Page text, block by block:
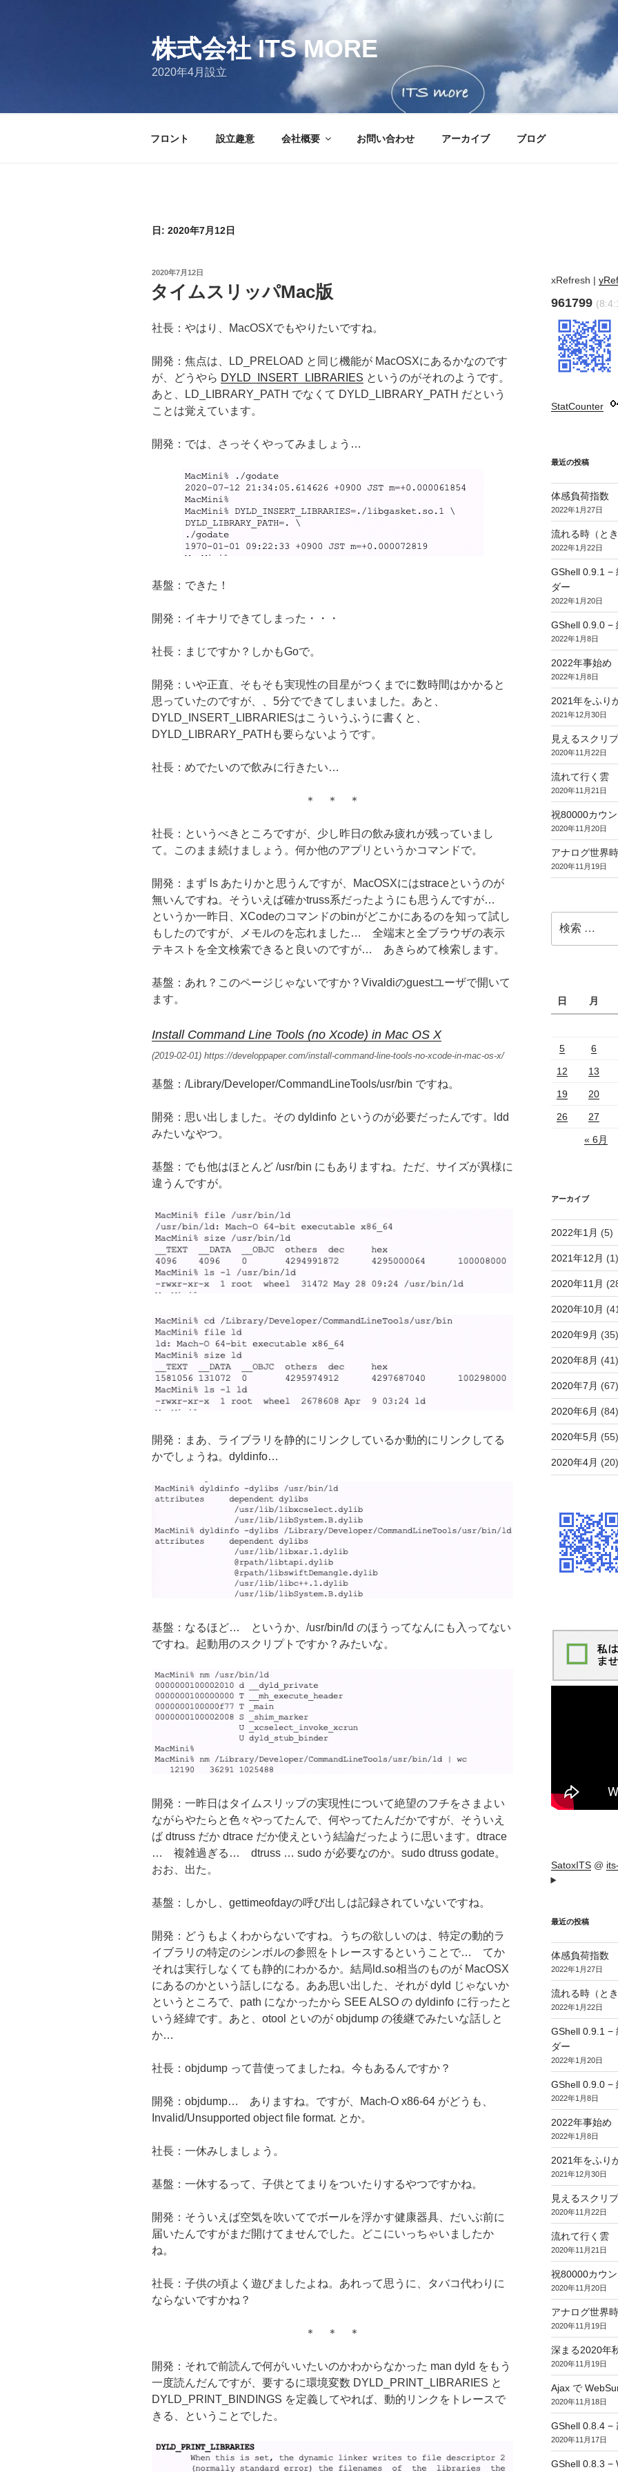
株式会社 ITS MORE
2020年4月設立
フロント 設立趣意 会社概要 お問い合わせ アーカイブ ブログ
日: 2020年7月12日
投
稿
日:
2020年7月12日
タイムスリッパMac版
社長：やはり、MacOSXでもやりたいですね。
開発：焦点は、LD_PRELOAD と同じ機能が MacOSXにあるかなのです
が、どうやら DYLD_INSERT_LIBRARIES というのがそれのようです。
あと、LD_LIBRARY_PATH でなくて DYLD_LIBRARY_PATH だという
ことは覚えています。
開発：では、さっそくやってみましょう…
基盤：できた！
開発：イキナリできてしまった・・・
社長：まじですか？しかもGoで。
開発：いや正直、そもそも実現性の目星がつくまでに数時間はかかると
思っていたのですが、、5分でできてしまいました。あと、
DYLD_INSERT_LIBRARIESはこういうふうに書くと、
DYLD_LIBRARY_PATHも要らないようです。
社長：めでたいので飲みに行きたい…
＊ ＊ ＊
社長：というべきところですが、少し昨日の飲み疲れが残っていまし
て。このまま続けましょう。何か他のアプリというかコマンドで。
開発：まず ls あたりかと思うんですが、MacOSXにはstraceというのが
無いんですね。そういえば確かtruss系だったようにも思うんですが…
というか一昨日、XCodeのコマンドのbinがどこかにあるのを知って試し
もしたのですが、メモルのを忘れました… 全端末と全ブラウザの表示
テキストを全文検索できると良いのですが… あきらめて検索します。
基盤：あれ？このページじゃないですか？Vivaldiのguestユーザで開いて
ます。
Install Command Line Tools (no Xcode) in Mac OS X
(2019-02-01) https://developpaper.com/install-command-line-tools-no-xcode-in-mac-os-x/
基盤：/Library/Developer/CommandLineTools/usr/bin ですね。
開発：思い出しました。その dyldinfo というのが必要だったんです。ldd
みたいなやつ。
基盤：でも他はほとんど /usr/bin にもありますね。ただ、サイズが異様に
違うんですが。
開発：まあ、ライブラリを静的にリンクしているか動的にリンクしてる
かでしょうね。dyldinfo…
基盤：なるほど… というか、/usr/bin/ld のほうってなんにも入ってない
ですね。起動用のスクリプトですか？みたいな。
開発：一昨日はタイムスリップの実現性について絶望のフチをさまよい
ながらやたらと色々やってたんで、何やってたんだかですが、そういえ
ば dtruss だか dtrace だか使えという結論だったように思います。dtrace
… 複雑過ぎる… dtruss … sudo が必要なのか。sudo dtruss godate。
おお、出た。
基盤：しかし、gettimeofdayの呼び出しは記録されていないですね。
開発：どうもよくわからないですね。うちの欲しいのは、特定の動的ラ
イブラリの特定のシンボルの参照をトレースするということで… てか
それは実行しなくても静的にわかるか。結局ld.so相当のものが MacOSX
にあるのかという話しになる。ああ思い出した、それが dyld じゃないか
というところで、path になかったから SEE ALSO の dyldinfo に行ったと
いう経緯です。あと、otool といのが objdump の後継でみたいな話しと
か…
社長：objdump って昔使ってましたね。今もあるんですか？
開発：objdump… ありますね。ですが、Mach-O x86-64 がどうも、
Invalid/Unsupported object file format. とか。
社長：一休みしましょう。
基盤：一休するって、子供とてまりをついたりするやつですかね。
開発：そういえば空気を吹いてでボールを浮かす健康器具、だいぶ前に
届いたんですがまだ開けてませんでした。どこにいっちゃいましたか
ね。
社長：子供の頃よく遊びましたよね。あれって思うに、タバコ代わりに
ならないですかね？
＊ ＊ ＊
開発：それで前読んで何がいいたいのかわからなかった man dyld をもう
一度読んだんですが、要するに環境変数 DYLD_PRINT_LIBRARIES と
DYLD_PRINT_BINDINGS を定義してやれば、動的リンクをトレースで
きる、ということでした。
xRefresh |
961799
StatCounter:
最近の投稿
体感負荷指数
2022年1月27日
流れる時（と
2022年1月22日
GShell 0.9.1 −
ダー
2022年1月20日
GShell 0.9.0 −
2022年1月8日
2022年事始め
2022年1月8日
2021年をふり
2021年12月30日
見えるスクリ
2020年11月22日
流れて行く雲
2020年11月21日
祝80000カウ
2020年11月20日
アナログ世界
2020年11月19日
索:
日
月
5 6
12 13
19 20
26 27
« 6月
アーカイブ
2022年1月 (5)
2021年12月 (1)
2020年11月
2020年10月
2020年9月 (35)
2020年8月 (41)
2020年7月 (67)
2020年6月 (84)
2020年5月 (55)
2020年4月 (20)
SatoxITS@
最近の投稿
体感負荷指数
2022年1月27日
流れる時（と
2022年1月22日
GShell 0.9.1 −
ダー
2022年1月20日
GShell 0.9.0 −
2022年1月8日
2022年事始め
2022年1月8日
2021年をふり
2021年12月30日
見えるスクリ
2020年11月22日
流れて行く雲
2020年11月21日
祝80000カウ
2020年11月20日
アナログ世界
2020年11月19日
深まる2020年
2020年11月19日
Ajax で
2020年11月18日
GShell 0.8.4 −
2020年11月17日
GShell 0.8.3 −